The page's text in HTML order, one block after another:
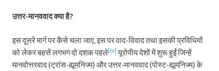
उत्तर-मानववाद क्या है?
इस दूसरे मार्ग पर कैसे चला जाए, इस पर वाद-विवाद तथा इसकी प्रविधियों
को लेकर बहसें लगभग दो दशक पहले[iv] यूरोपीय देशों में शुरू हुईं जिन्हें
मानवोत्तरवाद (ट्रांस-ह्यूमनिज्म) और उत्तर-मानववाद (पोस्ट-ह्यूमनिज्म) के